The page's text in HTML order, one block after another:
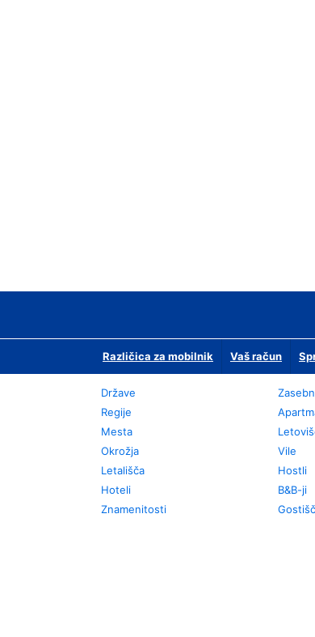
Različica za mobilnik Vaš račun
Države
Regije
Mesta
Okrožja
Letališča
Hoteli
Znamenitosti
Vile
Hostli
B&B-ji